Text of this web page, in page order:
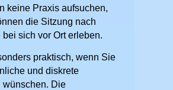
keine Praxis aufsuchen,
die Sitzung nach
sich vor Ort erleben.
praktisch, wenn Sie
und diskrete
wünschen. Die